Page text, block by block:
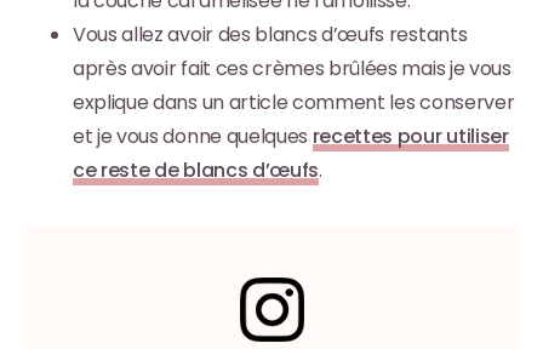
Vous allez avoir des blancs d’œufs restants
après avoir fait ces crèmes brûlées mais je vous
explique dans un article comment les conserver
et je vous donne quelques recettes pour utiliser
ce reste de blancs d’œufs.